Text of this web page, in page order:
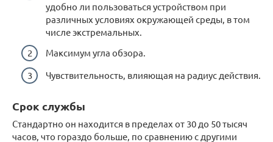
удобно ли пользоваться устройством при
различных условиях окружающей среды, в том
числе экстремальных.
Максимум угла обзора.
Чувствительность, влияющая на радиус действия.
Срок службы
Стандартно он находится в пределах от 30 до 50 тысяч
часов, что гораздо больше, по сравнению с другими